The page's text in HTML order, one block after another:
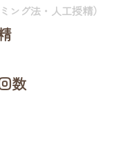
ミング法・人工授精）
数